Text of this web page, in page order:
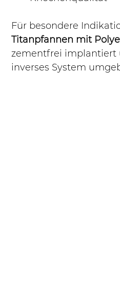
Für besondere
Titanpfannen mit
zementfrei implantiert
inverses System